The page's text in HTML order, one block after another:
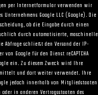
per Internetformular verwenden wir
Unternehmens Google LLC (Google). Die
ob die Eingabe durch einen
durch automatisierte, maschinelle
Abfrage schließt den Versand der IP-
von Google für den Dienst reCAPTCHA
ein. Zu diesem Zweck wird Ihre
und dort weiter verwendet. Ihre
jedoch innerhalb von Mitgliedstaaten
in anderen Vertragsstaaten des